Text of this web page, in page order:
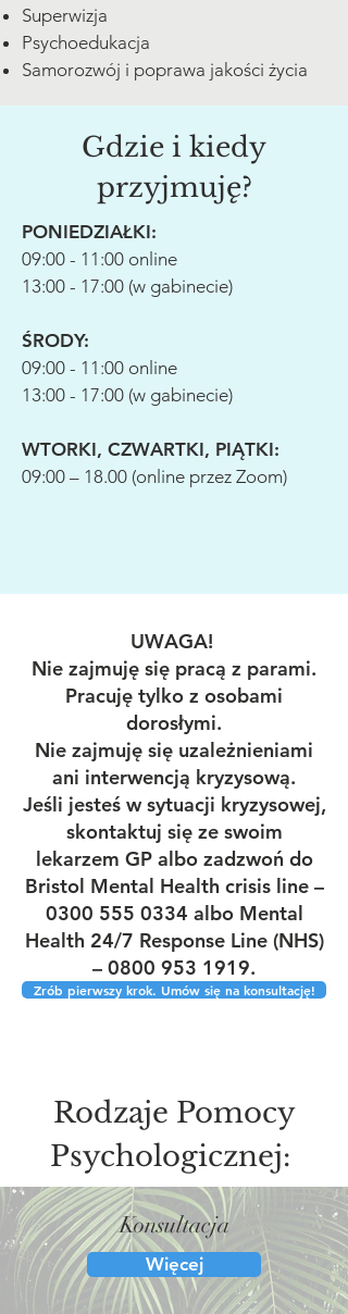
Superwizja
Psychoedukacja
Samorozwój i poprawa jakości życia
Gdzie i kiedy
przyjmuję?
PONIEDZIAŁKI:
09:00 - 11:00 online
13:00 - 17:00 (w gabinecie)
ŚRODY:
09:00 - 11:00 online
13:00 - 17:00 (w gabinecie)
WTORKI, CZWARTKI, PIĄTKI:
09:00 – 18.00 (online przez Zoom)
UWAGA!
Nie zajmuję się pracą z parami.
Pracuję tylko z osobami
dorosłymi.
Nie zajmuję się uzależnieniami
ani interwencją kryzysową.
Jeśli jesteś w sytuacji kryzysowej,
skontaktuj się ze swoim
lekarzem GP albo zadzwoń do
Bristol Mental Health crisis line –
0300 555 0334 albo Mental
Health 24/7 Response Line (NHS)
– 0800 953 1919.
Zrób pierwszy krok. Umów się na konsultację!
Rodzaje Pomocy
Psychologicznej:
Konsultacja
Więcej